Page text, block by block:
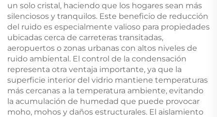
un solo cristal, haciendo que los hogares sean más
silenciosos y tranquilos. Este beneficio de reducción
del ruido es especialmente valioso para propiedades
ubicadas cerca de carreteras transitadas,
aeropuertos o zonas urbanas con altos niveles de
ruido ambiental. El control de la condensación
representa otra ventaja importante, ya que la
superficie interior del vidrio mantiene temperaturas
más cercanas a la temperatura ambiente, evitando
la acumulación de humedad que puede provocar
moho, mohos y daños estructurales. El aislamiento